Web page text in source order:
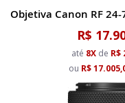
Objetiva Canon RF 24-
R$
até 8Xde R$
ou R$